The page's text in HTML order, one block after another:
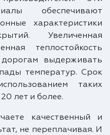
обеспечивают
характеристики
Увеличенная
теплостойкость
выдерживать
температур. Срок
таких
лет и более.
качественный и
не переплачивая. И